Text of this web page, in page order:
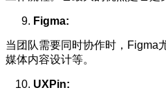
Figma:
当团队需要同时协作时，Figma
媒体内容设计等。
UXPin: